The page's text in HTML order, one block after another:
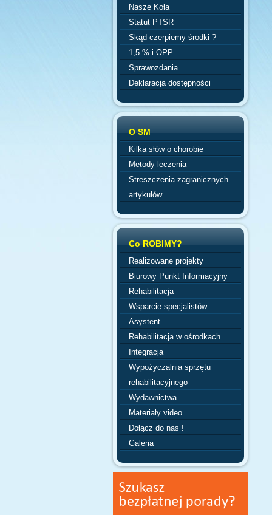
Nasze Koła
Statut PTSR
Skąd czerpiemy środki ?
1,5 % i OPP
Sprawozdania
Deklaracja dostępności
O SM
Kilka słów o chorobie
Metody leczenia
Streszczenia zagranicznych
artykułów
Co ROBIMY?
Realizowane projekty
Biurowy Punkt Informacyjny
Rehabilitacja
Wsparcie specjalistów
Asystent
Rehabilitacja w ośrodkach
Integracja
Wypożyczalnia sprzętu
rehabilitacyjnego
Wydawnictwa
Materiały video
Dołącz do nas !
Galeria